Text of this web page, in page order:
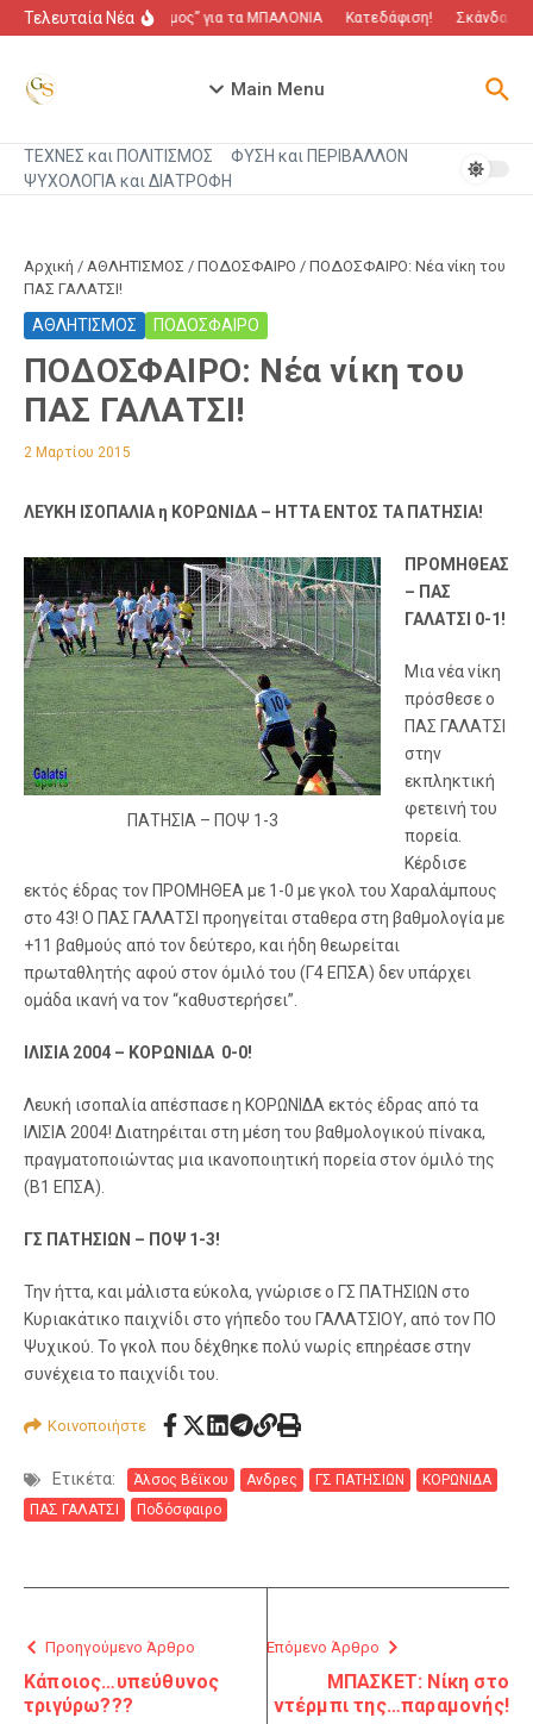
Μετάβαση στο περιεχόμενο
Τελευταία Νέα“Πόλεμος” για τα ΜΠΑΛΟΝΙΑ Κατεδάφιση! Σκάνδαλο
Main Menu
ΤΕΧΝΕΣ και ΠΟΛΙΤΙΣΜΟΣ
ΦΥΣΗ και ΠΕΡΙΒΑΛΛΟΝ
ΨΥΧΟΛΟΓΙΑ και ΔΙΑΤΡΟΦΗ
Αρχική / ΑΘΛΗΤΙΣΜΟΣ / ΠΟΔΟΣΦΑΙΡΟ / ΠΟΔΟΣΦΑΙΡΟ: Νέα νίκη του
ΠΑΣ ΓΑΛΑΤΣΙ!
ΑΘΛΗΤΙΣΜΟΣ ΠΟΔΟΣΦΑΙΡΟ
ΠΟΔΟΣΦΑΙΡΟ: Νέα νίκη του
ΠΑΣ ΓΑΛΑΤΣΙ!
2 Μαρτίου 2015
ΛΕΥΚΗ ΙΣΟΠΑΛΙΑ η ΚΟΡΩΝΙΔΑ – ΗΤΤΑ ΕΝΤΟΣ ΤΑ ΠΑΤΗΣΙΑ!
ΠΑΤΗΣΙΑ – ΠΟΨ 1-3
ΠΡΟΜΗΘΕΑΣ
– ΠΑΣ
ΓΑΛΑΤΣΙ 0-1!
Μια νέα νίκη
πρόσθεσε ο
ΠΑΣ ΓΑΛΑΤΣΙ
στην
εκπληκτική
φετεινή του
πορεία.
Κέρδισε
εκτός έδρας τον ΠΡΟΜΗΘΕΑ με 1-0 με γκολ του Χαραλάμπους
στο 43! Ο ΠΑΣ ΓΑΛΑΤΣΙ προηγείται σταθερα στη βαθμολογία με
+11 βαθμούς από τον δεύτερο, και ήδη θεωρείται
πρωταθλητής αφού στον όμιλό του (Γ4 ΕΠΣΑ) δεν υπάρχει
ομάδα ικανή να τον “καθυστερήσει”.
ΙΛΙΣΙΑ 2004 – ΚΟΡΩΝΙΔΑ 0-0!
Λευκή ισοπαλία απέσπασε η ΚΟΡΩΝΙΔΑ εκτός έδρας από τα
ΙΛΙΣΙΑ 2004! Διατηρέιται στη μέση του βαθμολογικού πίνακα,
πραγματοποιώντας μια ικανοποιητική πορεία στον όμιλό της
(Β1 ΕΠΣΑ).
ΓΣ ΠΑΤΗΣΙΩΝ – ΠΟΨ 1-3!
Την ήττα, και μάλιστα εύκολα, γνώρισε ο ΓΣ ΠΑΤΗΣΙΩΝ στο
Κυριακάτικο παιχνίδι στο γήπεδο του ΓΑΛΑΤΣΙΟΥ, από τον ΠΟ
Ψυχικού. Το γκολ που δέχθηκε πολύ νωρίς επηρέασε στην
συνέχεια το παιχνίδι του.
Κοινοποιήστε
Ετικέτα: Άλσος Βέϊκου Ανδρες ΓΣ ΠΑΤΗΣΙΩΝ
ΚΟΡΩΝΙΔΑ
ΠΑΣ ΓΑΛΑΤΣΙ
Ποδόσφαιρο
Προηγούμενο Άρθρο
Κάποιος…υπεύθυνος
τριγύρω???
Επόμενο Άρθρο
ΜΠΑΣΚΕΤ: Νίκη στο
ντέρμπι της…παραμονής!